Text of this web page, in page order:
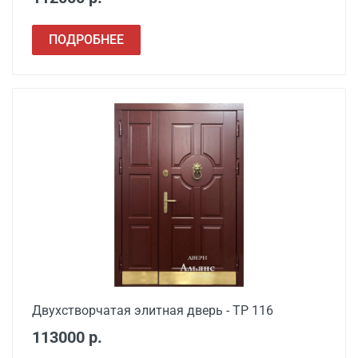
ПОДРОБНЕЕ
Двухстворчатая элитная дверь - ТР 116
113000 р.